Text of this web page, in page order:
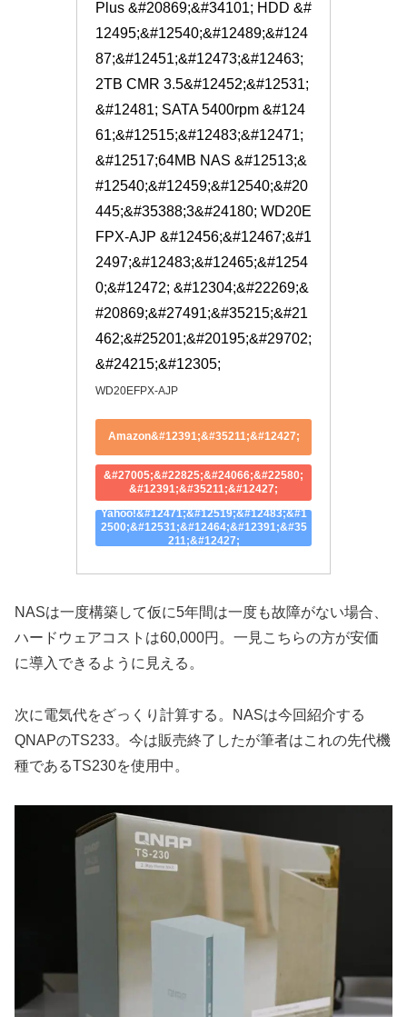
Plus &#20869;&#34101; HDD &#
12495;&#12540;&#12489;&#124
87;&#12451;&#12473;&#12463;
2TB CMR 3.5&#12452;&#12531;
&#12481; SATA 5400rpm &#124
61;&#12515;&#12483;&#12471;
&#12517;64MB NAS &#12513;&
#12540;&#12459;&#12540;&#20
445;&#35388;3&#24180; WD20E
FPX-AJP &#12456;&#12467;&#1
2497;&#12483;&#12465;&#1254
0;&#12472; &#12304;&#22269;&
#20869;&#27491;&#35215;&#21
462;&#25201;&#20195;&#29702;
&#24215;&#12305;
WD20EFPX-AJP
Amazon&#12391;&#35211;&#12427;
&#27005;&#22825;&#24066;&#22580;
&#12391;&#35211;&#12427;
Yahoo!&#12471;&#12519;&#12483;&#1
2500;&#12531;&#12464;&#12391;&#35
211;&#12427;
NASは一度構築して仮に5年間は一度も故障がない場合、
ハードウェアコストは60,000円。一見こちらの方が安価
に導入できるように見える。
次に電気代をざっくり計算する。NASは今回紹介する
QNAPのTS233。今は販売終了したが筆者はこれの先代機
種であるTS230を使用中。